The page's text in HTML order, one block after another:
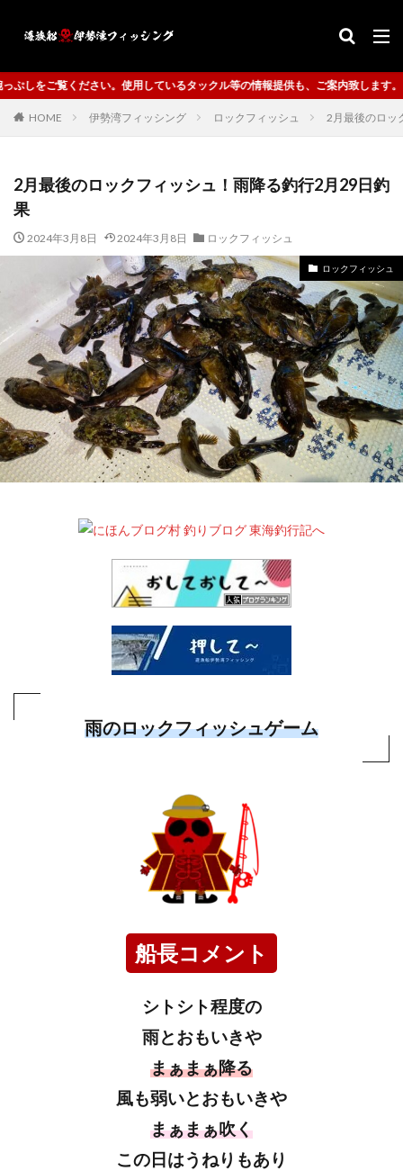
使用しているタックル等の情報提供も、ご案内致します。
HOME 伊勢湾フィッシング ロックフィッシュ 2月最後のロッ
2月最後のロックフィッシュ！雨降る釣行2月29日釣
果
2024年3月8日 2024年3月8日 ロックフィッシュ
ロックフィッシュ
雨のロックフィッシュゲーム
船長コメント
シトシト程度の
雨とおもいきや
まぁまぁ降る
風も弱いとおもいきや
まぁまぁ吹く
この日はうねりもあり